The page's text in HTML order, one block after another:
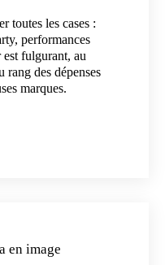
toutes les cases :
performances
fulgurant, au
rang des dépenses
marques.
en image